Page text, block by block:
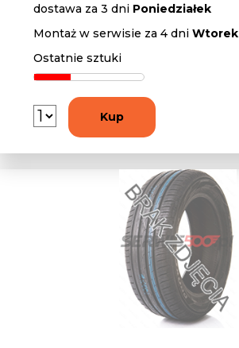
dostawa za 3 dni Poniedziałek
Montaż w serwisie za 4 dniWtorek
Ostatnie sztuki
Kup